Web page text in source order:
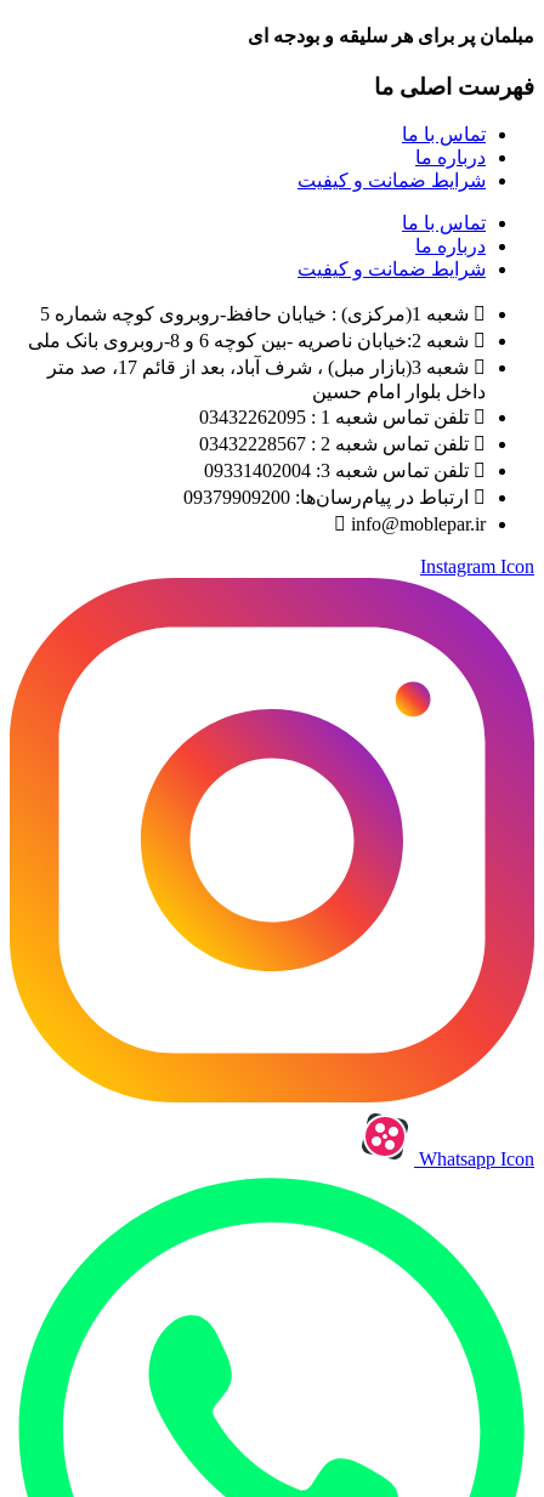
مبلمان پر برای هر سلیقه و بودجه ای
فهرست اصلی ما
تماس با ما
درباره ما
شرایط ضمانت و کیفیت
تماس با ما
درباره ما
شرایط ضمانت و کیفیت
شعبه 1(مرکزی) : خیابان حافظ-روبروی کوچه شماره 5
شعبه 2:خیابان ناصریه -بین کوچه 6 و 8-روبروی بانک ملی
شعبه 3(بازار مبل) ، شرف آباد، بعد از قائم 17، صد متر
داخل بلوار امام حسین
تلفن تماس شعبه 1 : 03432262095
تلفن تماس شعبه 2 : 03432228567
تلفن تماس شعبه 3: 09331402004
ارتباط در پیام‌رسان‌ها: 09379909200
info@moblepar.ir
Instagram Icon
Whatsapp Icon